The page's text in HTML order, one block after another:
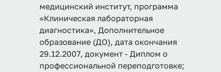
медицинский институт, программа
«Клиническая лабораторная
диагностика», Дополнительное
образование (ДО), дата окончания
29.12.2007, документ - Диплом о
профессиональной переподготовке;